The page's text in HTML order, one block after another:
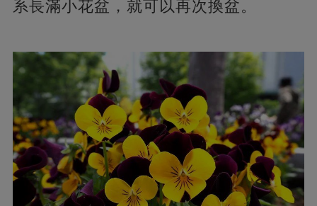
系長滿小花盆，就可以再次換盆。